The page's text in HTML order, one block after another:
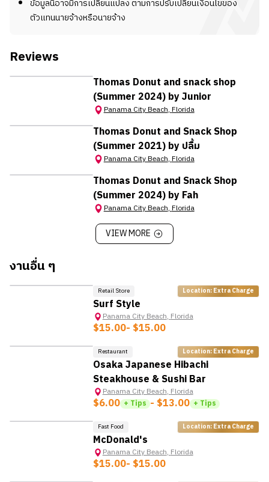
ทำความสะอาดเครื่องมือ ครัว และบริเวณร้าน
นายจ้างจะจัดให้น้อลงทำงานที่ไหน
ข้อมูลนี้อาจมีการเปลี่ยนแปลง ตามการปรับเปลี่ยนเงื่อนไขของ
ตัวแทนนายจ้างหรือนายจ้าง
Reviews
Thomas Donut and snack shop
(Summer 2024) by Junior
Panama City Beach,Florida
Thomas Donut and Snack Shop
(Summer 2021) by ปลื้ม
Panama City Beach,Florida
Thomas Donut and Snack Shop
(Summer 2024) by Fah
Panama City Beach,Florida
VIEW MORE
งานอื่น ๆ
Retail Store Location: Extra Charge
Surf Style
Panama City Beach,Florida
$15.00- $15.00
Restaurant Location: Extra Charge
Osaka Japanese Hibachi
Steakhouse & Sushi Bar
Panama City Beach,Florida
$6.00 + Tips - $13.00 + Tips
Fast Food Location: Extra Charge
McDonald's
Panama City Beach,Florida
$15.00- $15.00